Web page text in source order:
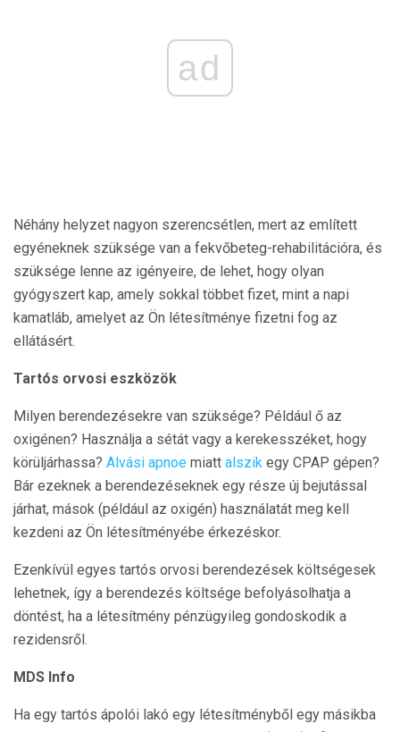
ad
Néhány helyzet nagyon szerencsétlen, mert az említett
egyéneknek szüksége van a fekvőbeteg-rehabilitációra, és
szüksége lenne az igényeire, de lehet, hogy olyan
gyógyszert kap, amely sokkal többet fizet, mint a napi
kamatláb, amelyet az Ön létesítménye fizetni fog az
ellátásért.
Tartós orvosi eszközök
Milyen berendezésekre van szüksége? Például ő az
oxigénen? Használja a sétát vagy a kerekesszéket, hogy
körüljárhassa? Alvási apnoe miatt alszik egy CPAP gépen?
Bár ezeknek a berendezéseknek egy része új bejutással
járhat, mások (például az oxigén) használatát meg kell
kezdeni az Ön létesítményébe érkezéskor.
Ezenkívül egyes tartós orvosi berendezések költségesek
lehetnek, így a berendezés költsége befolyásolhatja a
döntést, ha a létesítmény pénzügyileg gondoskodik a
rezidensről.
MDS Info
Ha egy tartós ápolói lakó egy létesítményből egy másikba